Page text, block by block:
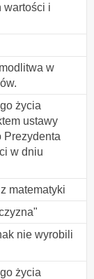
wartości i
w
życia
ustawy
Prezydenta
w dniu
matematyki
nie wyrobili
życia